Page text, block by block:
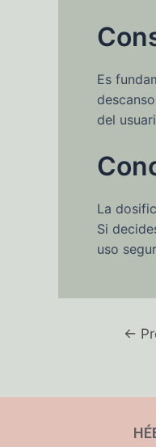
Es
del
La
Si
uso
←